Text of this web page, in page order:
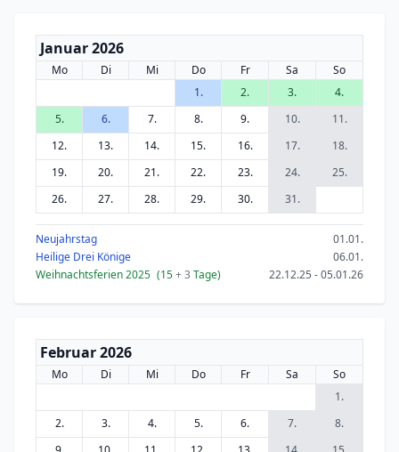
Januar 2026
Mo Di Mi Do Fr Sa
So
1.
2. 3.
4.
5.
6. 7. 8. 9. 10.
11.
12.
13. 14. 15. 16. 17.
18.
19.
20. 21. 22. 23. 24.
25.
26.
27. 28. 29. 30. 31.
Neujahrstag
01.01.
Heilige Drei Könige
06.01.
Weihnachtsferien 2025 (15+ 3 Tage) 22.12.25 - 05.01.26
Februar 2026
Mo Di Mi Do Fr Sa
So
1.
2.
3. 4. 5. 6. 7.
8.